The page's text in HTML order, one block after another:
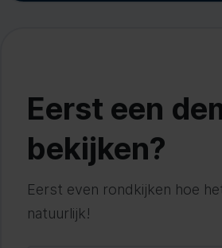
Eerst een
bekijken?
Eerst even rondkijken hoe
natuurlijk!